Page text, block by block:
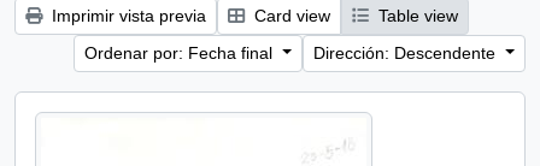
Imprimir vista previa Card view
Table view
Ordenar por: Fecha final
Dirección: Descendente